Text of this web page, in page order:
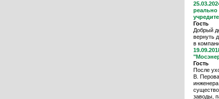
реально
Гость
Добрый
вернуть
в
Гость
После
В.
заводы,